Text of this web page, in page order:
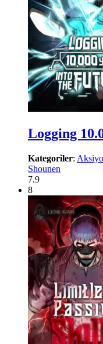
Logging
Kategoriler:
Shounen
7.9
8